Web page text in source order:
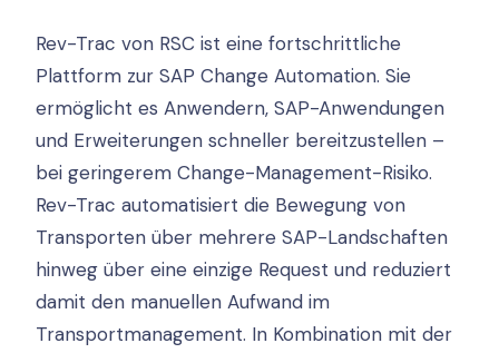
Rev-Trac von RSC ist eine fortschrittliche
Plattform zur SAP Change Automation. Sie
ermöglicht es Anwendern, SAP-Anwendungen
und Erweiterungen schneller bereitzustellen –
bei geringerem Change-Management-Risiko.
Rev-Trac automatisiert die Bewegung von
Transporten über mehrere SAP-Landschaften
hinweg über eine einzige Request und reduziert
damit den manuellen Aufwand im
Transportmanagement. In Kombination mit der